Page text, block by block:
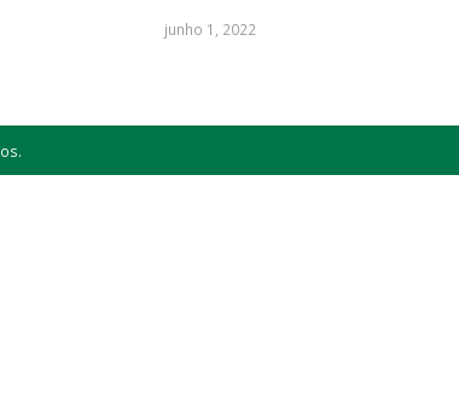
junho 1, 2022